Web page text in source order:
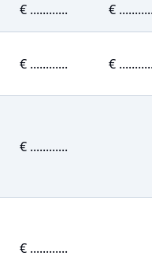
€ ............ €
€ ............ €
€ ............
€ ............